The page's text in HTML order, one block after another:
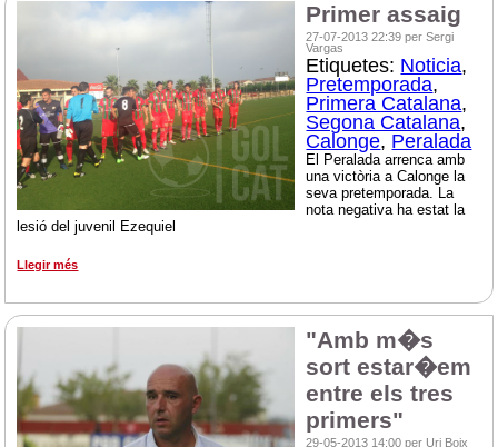
Primer assaig
27-07-2013 22:39 per Sergi
Vargas
Etiquetes: Noticia,
Pretemporada,
Primera Catalana,
Segona Catalana,
Calonge, Peralada
El Peralada arrenca amb
una victòria a Calonge la
seva pretemporada. La
nota negativa ha estat la
lesió del juvenil Ezequiel
Llegir més
"Amb m�s
sort estar�em
entre els tres
primers"
29-05-2013 14:00 per Uri Boix